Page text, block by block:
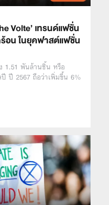
Volte’ เทรนด์แฟชั่น
อน ในยุคฟาสต์แฟชั่น
1.51 พันล้านชิ้น หรือ
ปี 2567 ถือว่าเพิ่มขึ้น 6%